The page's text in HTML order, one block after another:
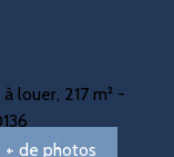
+ de photos